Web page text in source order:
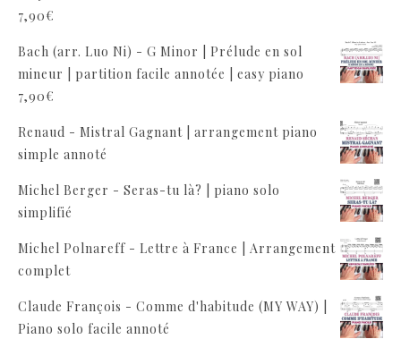
7,90€
Bach (arr. Luo Ni) - G Minor | Prélude en sol
mineur | partition facile annotée | easy piano
7,90€
Renaud - Mistral Gagnant | arrangement piano
simple annoté
Michel Berger - Seras-tu là? | piano solo
simplifié
Michel Polnareff - Lettre à France | Arrangement
complet
Claude François - Comme d'habitude (MY WAY) |
Piano solo facile annoté